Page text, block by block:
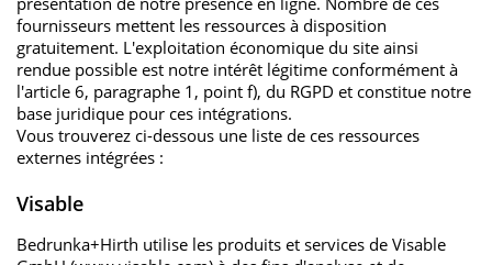
fournisseurs mettent les ressources à disposition
gratuitement. L'exploitation économique du site ainsi
rendue possible est notre intérêt légitime conformément à
l'article 6, paragraphe 1, point f), du RGPD et constitue notre
base juridique pour ces intégrations.
Vous trouverez ci-dessous une liste de ces ressources
externes intégrées :
Visable
Bedrunka+Hirth utilise les produits et services de Visable